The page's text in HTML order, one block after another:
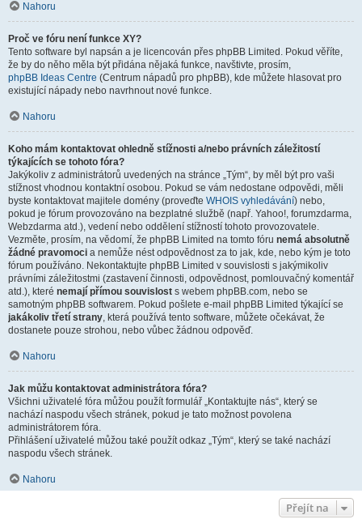
Nahoru
Proč ve fóru není funkce XY?
Tento software byl napsán a je licencován přes phpBB Limited. Pokud věříte,
že by do něho měla být přidána nějaká funkce, navštivte, prosím,
phpBB Ideas Centre (Centrum nápadů pro phpBB), kde můžete hlasovat pro
existující nápady nebo navrhnout nové funkce.
Nahoru
Koho mám kontaktovat ohledně stížnosti a/nebo právních záležitostí
týkajících se tohoto fóra?
Jakýkoliv z administrátorů uvedených na stránce „Tým“, by měl být pro vaši
stížnost vhodnou kontaktní osobou. Pokud se vám nedostane odpovědi, měli
byste kontaktovat majitele domény (proveďte WHOIS vyhledávání) nebo,
pokud je fórum provozováno na bezplatné službě (např. Yahoo!, forumzdarma,
Webzdarma atd.), vedení nebo oddělení stížností tohoto provozovatele.
Vezměte, prosím, na vědomí, že phpBB Limited na tomto fóru nemá absolutně
žádné pravomoci a nemůže nést odpovědnost za to jak, kde, nebo kým je toto
fórum používáno. Nekontaktujte phpBB Limited v souvislosti s jakýmikoliv
právními záležitostmi (zastavení činnosti, odpovědnost, pomlouvačný komentář
atd.), které nemají přímou souvislost s webem phpBB.com, nebo se
samotným phpBB softwarem. Pokud pošlete e-mail phpBB Limited týkající se
jakákoliv třetí strany, která používá tento software, můžete očekávat, že
dostanete pouze strohou, nebo vůbec žádnou odpověď.
Nahoru
Jak můžu kontaktovat administrátora fóra?
Všichni uživatelé fóra můžou použít formulář „Kontaktujte nás“, který se
nachází naspodu všech stránek, pokud je tato možnost povolena
administrátorem fóra.
Přihlášení uživatelé můžou také použít odkaz „Tým“, který se také nachází
naspodu všech stránek.
Nahoru
Přejít na